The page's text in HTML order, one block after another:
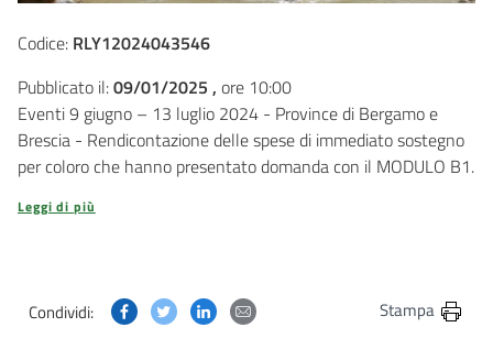
Codice: RLY12024043546
Pubblicato il:09/01/2025 , ore 10:00
Eventi 9 giugno – 13 luglio 2024 - Province di Bergamo e
Brescia - Rendicontazione delle spese di immediato sostegno
per coloro che hanno presentato domanda con il MODULO B1.
Leggi di più
Condividi: Condividi questa pagina su Facebook
Condividi questa pagina su Twitter
Condividi questa pagina su Linkedin
Condividi questa pagina via
Stampa